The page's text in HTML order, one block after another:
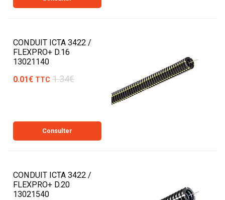
CONDUIT ICTA 3422 /
FLEXPRO+ D.16
13021140
0.01€ TTC 1.34€
Consulter
CONDUIT ICTA 3422 /
FLEXPRO+ D.20
13021540